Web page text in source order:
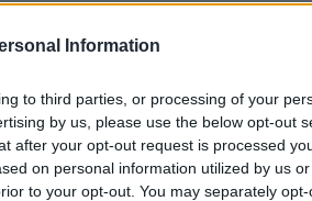
Information
to third parties, or processing of your
by us, please use the below opt-out
after your opt-out request is processed
on personal information utilized by us
to your opt-out. You may separately
Capezzone a
in tv